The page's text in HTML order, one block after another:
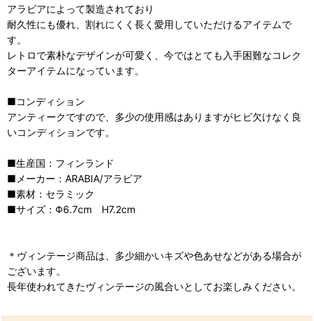
アラビアによって製造されており
耐久性にも優れ、割れにくく長く愛用していただけるアイテムで
す。
レトロで素朴なデザインが可愛く、今ではとても入手困難なコレク
ターアイテムになっています。
■コンディション
アンティークですので、多少の使用感はありますがヒビ欠けなく良
いコンディションです。
■生産国：フィンランド
■メーカー：ARABIA/アラビア
■素材：セラミック
■サイズ：Φ6.7cm H7.2cm
＊ヴィンテージ商品は、多少細かいキズや色あせなどがある場合が
ございます。
長年使われてきたヴィンテージの風合いとしてお楽しみください。